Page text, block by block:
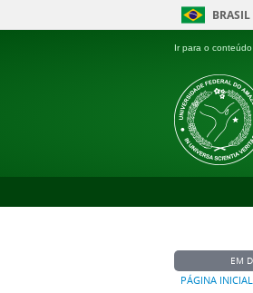
BRASIL
Ir para o conteúdo
EM
PÁGINA INICIAL